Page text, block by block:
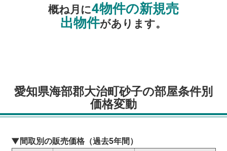
概ね月に4物件の新規売
出物件があります。
愛知県海部郡大治町砂子の部屋条件別
価格変動
▼間取別の販売価格（過去5年間）